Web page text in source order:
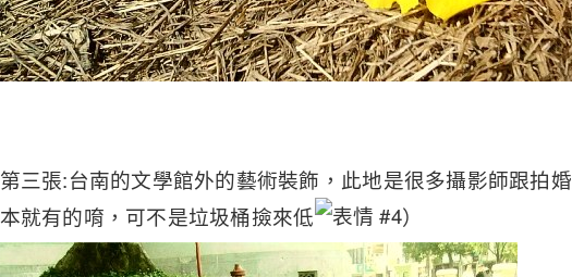
第三張:台南的文學館外的藝術裝飾，此地是很多攝影師跟拍
本就有的唷，可不是垃圾桶撿來低
）